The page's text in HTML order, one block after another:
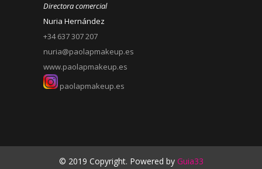
Directora comercial
Nuria Hernández
+34 637 307 207
nuria@paolapmakeup.es
www.paolapmakeup.es
paolapmakeup.es
© 2019 Copyright. Powered by Guia33